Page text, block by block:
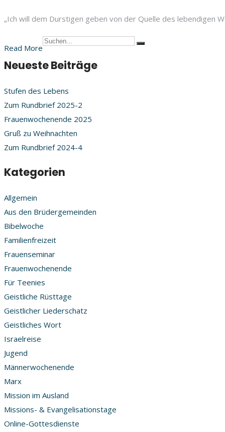
„Ich will dem Durstigen geben von der Quelle des lebendigen
Read More
Neueste Beiträge
Stufen des Lebens
Zum Rundbrief 2025-2
Frauenwochenende 2025
Gruß zu Weihnachten
Zum Rundbrief 2024-4
Kategorien
Allgemein
Aus den Brüdergemeinden
Bibelwoche
Familienfreizeit
Frauenseminar
Frauenwochenende
Für Teenies
Geistliche Rüsttage
Geistlicher Liederschatz
Geistliches Wort
Israelreise
Jugend
Männerwochenende
Marx
Mission im Ausland
Missions- & Evangelisationstage
Online-Gottesdienste